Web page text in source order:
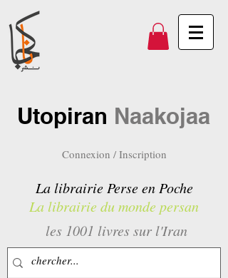
Utopiran Naakojaa
Connexion / Inscription
La librairie Perse en Poche
La librairie du monde persan
les 1001 livres sur l'Iran